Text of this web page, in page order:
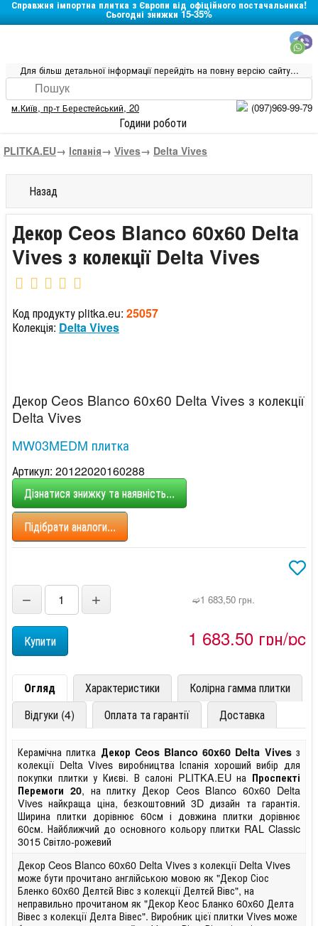
Справжня імпортна плитка з Європи від офіційного постачальника!
Сьогодні знижки 15-35%
Для більш детальної інформації перейдіть на повну версію сайту...
м.Київ, пр-т Берестейський, 20 (097)969-99-79
Години роботи
PLITKA.EU→ Іспанія→ Vives→ Delta Vives
Назад
Декор Ceos Blanco 60x60 Delta
Vives з колекції Delta Vives
Код продукту plitka.eu: 25057
Колекція: Delta Vives
Декор Ceos Blanco 60x60 Delta Vives з колекції
Delta Vives
MW03MEDM плитка
Артикул: 20122020160288
Дізнатися знижку та наявність...
Підібрати аналоги...
− + ➫1 683,50 грн.
1 683,50 грн/pc
Огляд Характеристики
Колірна гамма плитки
Відгуки (4)
Оплата та гарантії Доставка
Керамічна плитка Декор Ceos Blanco 60x60 Delta Vivesз
колекції Delta Vives виробництва Іспанія хороший вибір для
покупки плитки у Києві. В салоні PLITKA.EU на Проспекті
Перемоги 20, на плитку Декор Ceos Blanco 60x60 Delta
Vives найкраща ціна, безкоштовний 3D дизайн та гарантія.
Ширина плитки дорівнює 60см і довжина плитки дорівнює
60см. Найближчий до основного кольору плитки RAL Classic
3015 Світло-рожевий
Декор Ceos Blanco 60x60 Delta Vives з колекції Delta Vives
може бути прочитано англійською мовою як "Декор Сіос
Бленко 60x60 Делтєй Вівс з колекції Делтєй Вівс", на
неправильно прочитаном як "Декор Кеос Бланко 60x60 Делта
Вівес з колекції Делта Вівес". Виробник цієї плитки Vives може